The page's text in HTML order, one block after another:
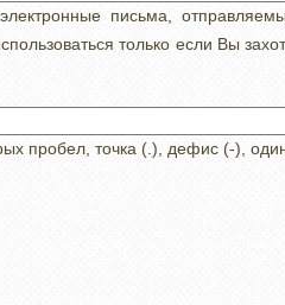
письма,
только если Вы
пробел, точка (.), дефис (-),